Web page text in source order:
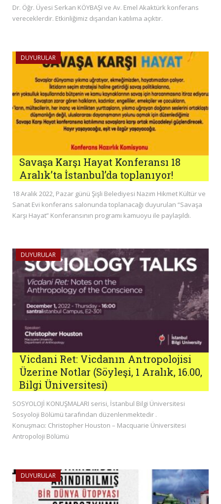
Dr. Öğr. Üyesi Serkan KÖYBAŞI ve Av. Emel Akaktürk konferans
vereceklerdir. Etkinliğimiz dışarıdan katılıma açıktır.
DUYURULAR
Savaşa Karşı Hayat Konferansı 18
Aralık’ta İstanbul’da toplanıyor!
18 Aralık 2022, Pazar günü Şişli Belediyesi Nazım Hikmet Kültür ve
Sanat Evi konferans salonunda toplanacağı duyurulan “Savaşa
Karşı Hayat” Konferansının programı kamuoyu ile paylaşıldı.
DUYURULAR
Vicdani Ret: Vicdanın Antropolojisi
Üzerine Notlar (Söyleşi, 1 Aralık, 16.00,
Bilgi Üniversitesi)
SOSYOLOJİ KONUŞMALARI serisi, İstanbul Bilgi Üniversitesi
Sosyoloji Bölümü tarafından düzenlenmektedir .
Konuşmacı: Christopher Houston – Macquarie Üniversitesi
Antropoloji Bölümü
DUYURULAR